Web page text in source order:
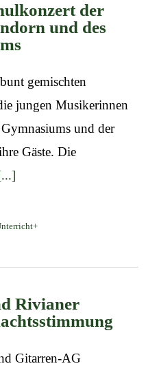
der
und des
gemischten
jungen Musikerinnen
und der
Gäste. Die
Rivianer
Gitarren-AG